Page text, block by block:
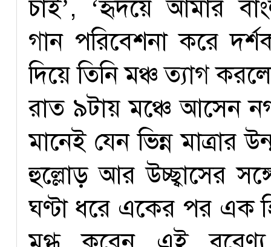
চাই’, ‘হৃদয়ে আমার
গান পরিবেশনা করে
দিয়ে তিনি মঞ্চ ত্যাগ
রাত ৯টায় মঞ্চে আসেন
মানেই যেন ভিন্ন মাত্রার
হুল্লোড় আর উচ্ছ্বাসের
ঘণ্টা ধরে একের পর এক